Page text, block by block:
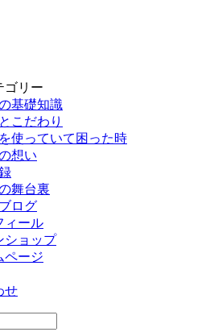
ゴリー
基礎知識
こだわり
使っていて困った時
想い
舞台裏
ログ
ィール
ショップ
ページ
せ